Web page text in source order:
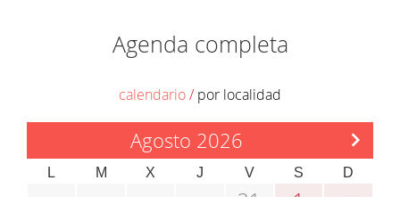
Agenda completa
calendario/ por localidad
Agosto 2026
L M X J V S D